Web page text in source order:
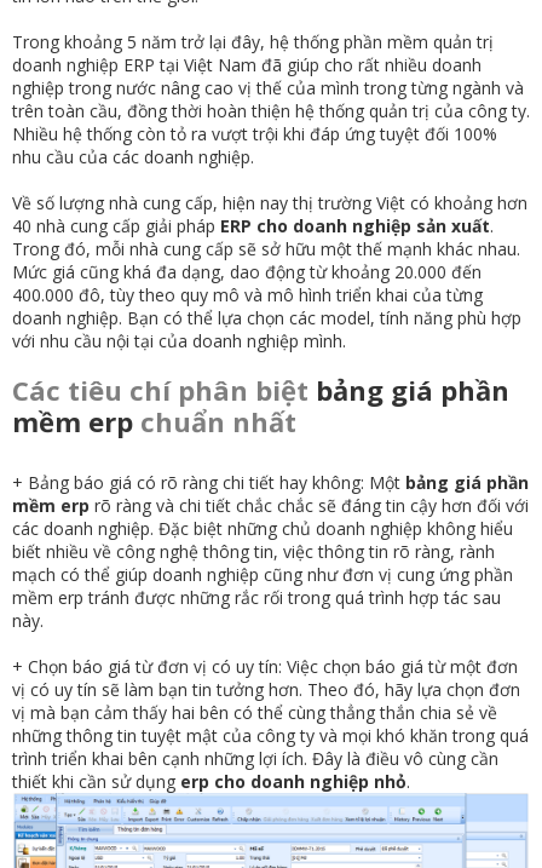
Trong khoảng 5 năm trở lại đây, hệ thống phần mềm quản trị
doanh nghiệp ERP tại Việt Nam đã giúp cho rất nhiều doanh
nghiệp trong nước nâng cao vị thế của mình trong từng ngành và
trên toàn cầu, đồng thời hoàn thiện hệ thống quản trị của công ty.
Nhiều hệ thống còn tỏ ra vượt trội khi đáp ứng tuyệt đối 100%
nhu cầu của các doanh nghiệp.
Về số lượng nhà cung cấp, hiện nay thị trường Việt có khoảng hơn
40 nhà cung cấp giải pháp ERP cho doanh nghiệp sản xuất.
Trong đó, mỗi nhà cung cấp sẽ sở hữu một thế mạnh khác nhau.
Mức giá cũng khá đa dạng, dao động từ khoảng 20.000 đến
400.000 đô, tùy theo quy mô và mô hình triển khai của từng
doanh nghiệp. Bạn có thể lựa chọn các model, tính năng phù hợp
với nhu cầu nội tại của doanh nghiệp mình.
Các tiêu chí phân biệt bảng giá phần
mềm erp chuẩn nhất
+ Bảng báo giá có rõ ràng chi tiết hay không: Một bảng giá phần
mềm erp rõ ràng và chi tiết chắc chắc sẽ đáng tin cậy hơn đối với
các doanh nghiệp. Đặc biệt những chủ doanh nghiệp không hiểu
biết nhiều về công nghệ thông tin, việc thông tin rõ ràng, rành
mạch có thể giúp doanh nghiệp cũng như đơn vị cung ứng phần
mềm erp tránh được những rắc rối trong quá trình hợp tác sau
này.
+ Chọn báo giá từ đơn vị có uy tín: Việc chọn báo giá từ một đơn
vị có uy tín sẽ làm bạn tin tưởng hơn. Theo đó, hãy lựa chọn đơn
vị mà bạn cảm thấy hai bên có thể cùng thẳng thắn chia sẻ về
những thông tin tuyệt mật của công ty và mọi khó khăn trong quá
trình triển khai bên cạnh những lợi ích. Đây là điều vô cùng cần
thiết khi cần sử dụng erp cho doanh nghiệp nhỏ.